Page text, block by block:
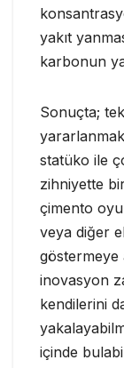
yakıt
karbonun
Sonuçta;
statüko ile
zihniyette
çimento
veya diğer
göstermeye
inovasyon
kendilerini
içinde